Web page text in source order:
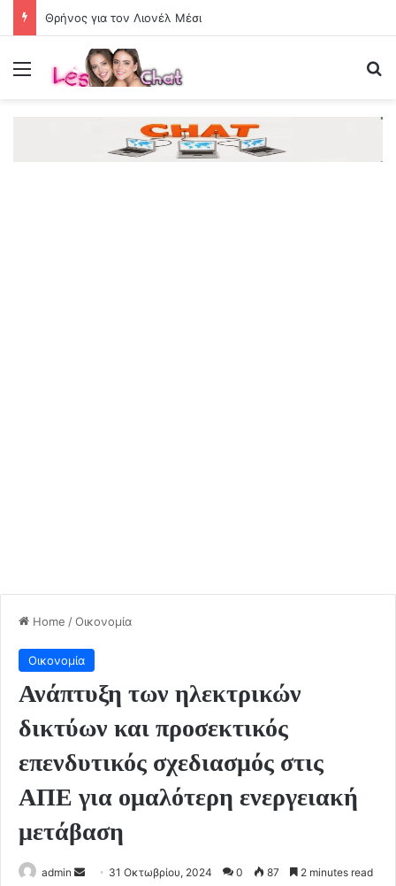
Θρήνος για τον Λιονέλ Μέσι
Menu
Home /Οικονομία
Οικονομία
Ανάπτυξη των ηλεκτρικών
δικτύων και προσεκτικός
επενδυτικός σχεδιασμός στις
ΑΠΕ για ομαλότερη ενεργειακή
μετάβαση
admin
Send 31 Οκτωβρίου, 2024 0 87 2 minutes read